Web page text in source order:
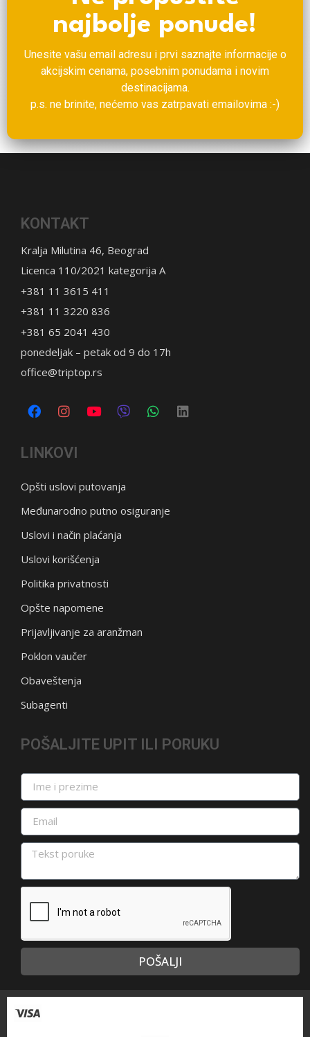
najbolje ponude!
Unesite vašu email adresu i prvi saznajte informacije o
akcijskim cenama, posebnim ponudama i novim
destinacijama.
p.s. ne brinite, nećemo vas zatrpavati emailovima :-)
KONTAKT
Kralja Milutina 46, Beograd
Licenca 110/2021 kategorija A
+381 11 3615 411
+381 11 3220 836
+381 65 2041 430
ponedeljak – petak od 9 do 17h
office@triptop.rs
LINKOVI
Opšti uslovi putovanja
Međunarodno putno osiguranje
Uslovi i način plaćanja
Uslovi korišćenja
Politika privatnosti
Opšte napomene
Prijavljivanje za aranžman
Poklon vaučer
Obaveštenja
Subagenti
POŠALJITE UPIT ILI PORUKU
POŠALJI